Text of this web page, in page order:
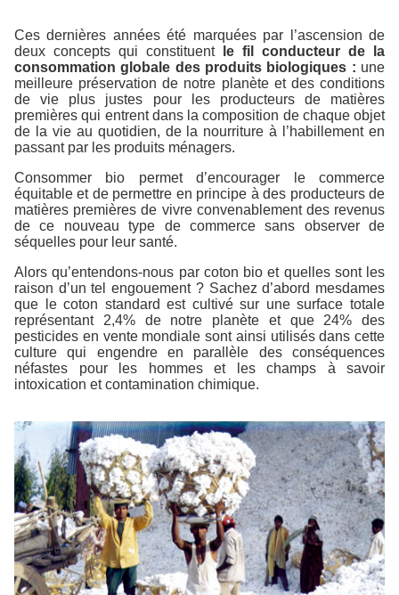
Ces dernières années été marquées par l’ascension de
deux concepts qui constituentle fil conducteur de la
consommation globale des produits biologiques : une
meilleure préservation de notre planète et des conditions
de vie plus justes pour les producteurs de matières
premières qui entrent dans la composition de chaque objet
de la vie au quotidien, de la nourriture à l’habillement en
passant par les produits ménagers.
Consommer bio permet d’encourager le commerce
équitable et de permettre en principe à des producteurs de
matières premières de vivre convenablement des revenus
de ce nouveau type de commerce sans observer de
séquelles pour leur santé.
Alors qu’entendons-nous par coton bio et quelles sont les
raison d’un tel engouement ? Sachez d’abord mesdames
que le coton standard est cultivé sur une surface totale
représentant 2,4% de notre planète et que 24% des
pesticides en vente mondiale sont ainsi utilisés dans cette
culture qui engendre en parallèle des conséquences
néfastes pour les hommes et les champs à savoir
intoxication et contamination chimique.